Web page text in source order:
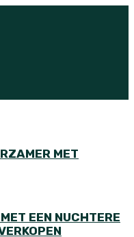
MET
EEN NUCHTERE